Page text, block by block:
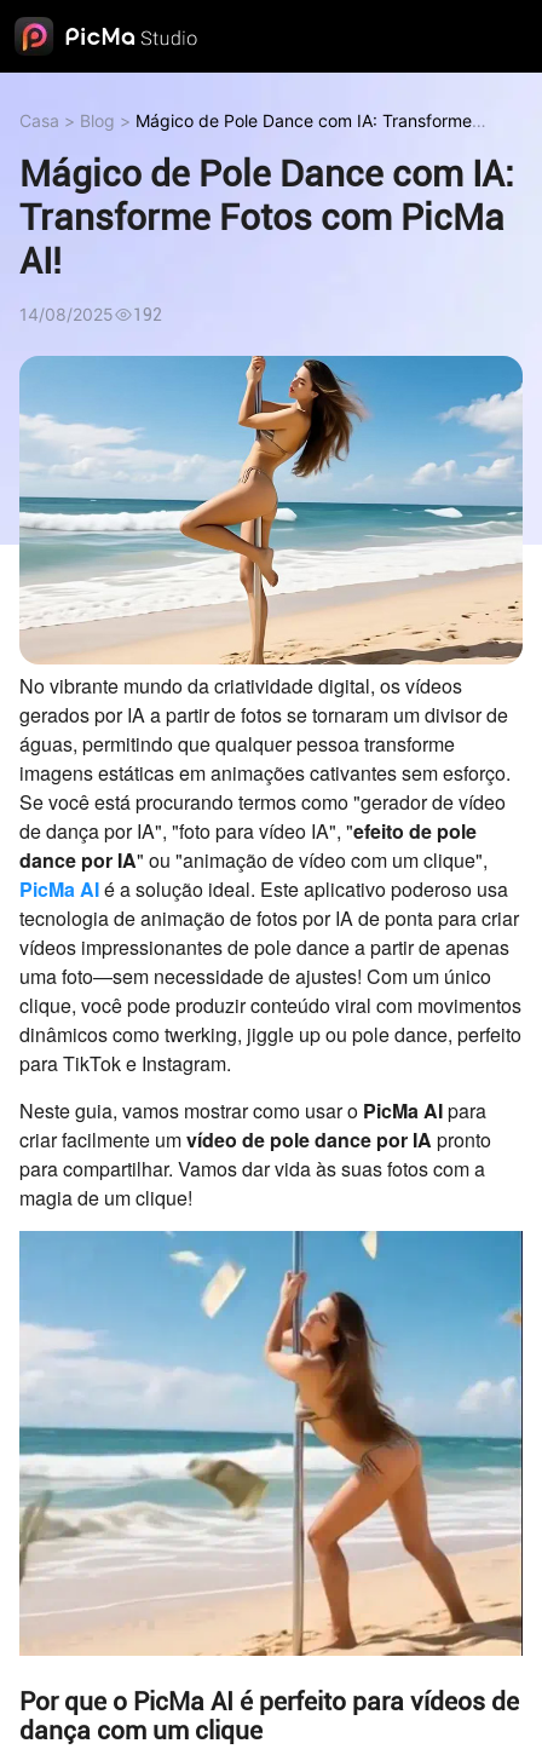
Casa > Blog > Mágico de Pole Dance com IA: Transforme
Mágico de Pole Dance com IA:
Transforme Fotos com PicMa
AI!
14/08/2025 192
No vibrante mundo da criatividade digital, os vídeos
gerados por IA a partir de fotos se tornaram um divisor de
águas, permitindo que qualquer pessoa transforme
imagens estáticas em animações cativantes sem esforço.
Se você está procurando termos como "gerador de vídeo
de dança por IA", "foto para vídeo IA", "efeito de pole
dance por IA" ou "animação de vídeo com um clique",
PicMa AIé a solução ideal. Este aplicativo poderoso usa
tecnologia de animação de fotos por IA de ponta para criar
vídeos impressionantes de pole dance a partir de apenas
uma foto—sem necessidade de ajustes! Com um único
clique, você pode produzir conteúdo viral com movimentos
dinâmicos como twerking, jiggle up ou pole dance, perfeito
para TikTok e Instagram.
Neste guia, vamos mostrar como usar o PicMa AIpara
criar facilmente umvídeo de pole dance por IA pronto
para compartilhar. Vamos dar vida às suas fotos com a
magia de um clique!
Por que o PicMa AI é perfeito para vídeos de
dança com um clique